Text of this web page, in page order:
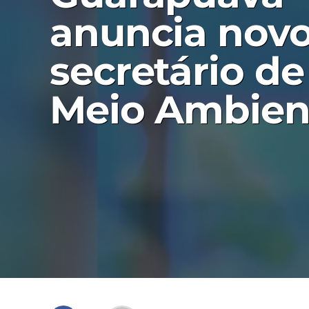
anuncia
secretário de
Meio